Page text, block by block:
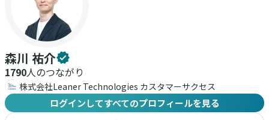
森川 祐介
1790人のつながり
株式会社Leaner Technologies カスタマーサクセス
ログインしてすべてのプロフィールを見る